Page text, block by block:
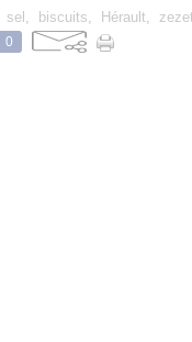
sel , biscuits, Hérault,
0